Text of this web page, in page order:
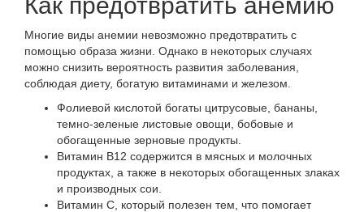
Многие виды анемии невозможно предотвратить с
помощью образа жизни. Однако в некоторых случаях
можно снизить вероятность развития заболевания,
соблюдая диету, богатую витаминами и железом.
Фолиевой кислотой богаты цитрусовые, бананы,
темно-зеленые листовые овощи, бобовые и
обогащенные зерновые продукты.
Витамин B12 содержится в мясных и молочных
продуктах, а также в некоторых обогащенных злаках
и производных сои.
Витамин С, который полезен тем, что помогает